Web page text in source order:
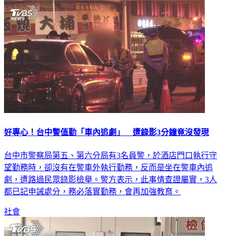
好專心！台中警值勤「車內追劇」 遭錄影3分鐘竟沒發現
台中市警察局第五、第六分局有3名員警，於酒店門口執行守
望勤務時，卻沒有在警車外執行勤務，反而是坐在警車內追
劇，遭路過民眾錄影檢舉。警方表示，此事情查證屬實，3人
都已記申誡處分，務必落實勤務，會再加強教育。
社會